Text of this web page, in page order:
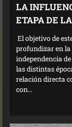
LA
ETAPA DE
El objetivo de
profundizar en
independencia
las distintas
relación directa
con...